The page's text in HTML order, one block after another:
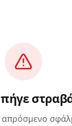
πήγε
απρόσμενο